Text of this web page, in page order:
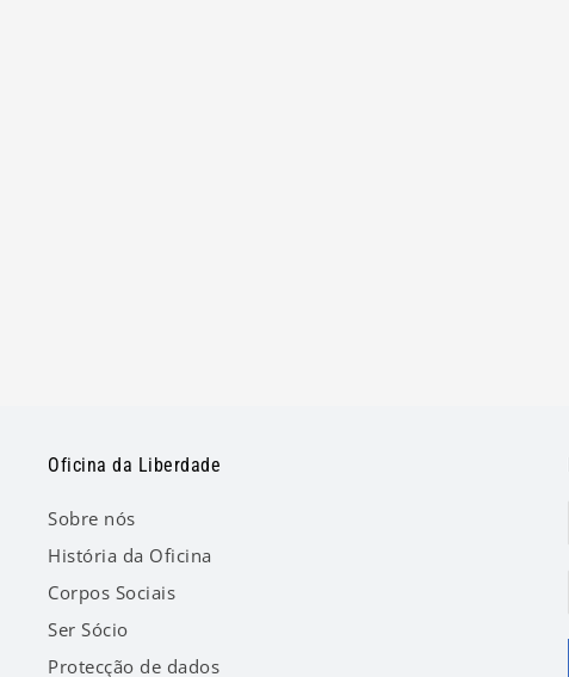
Oficina da Liberdade
Sobre nós
História da Oficina
Corpos Sociais
Ser Sócio
Protecção de dados